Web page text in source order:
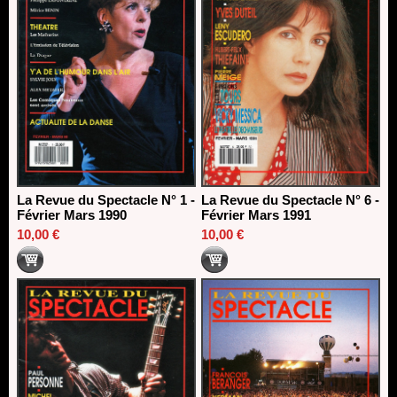
La Revue du Spectacle N° 1 -
Février Mars 1990
10,00 €
La Revue du Spectacle N° 6 -
Février Mars 1991
10,00 €